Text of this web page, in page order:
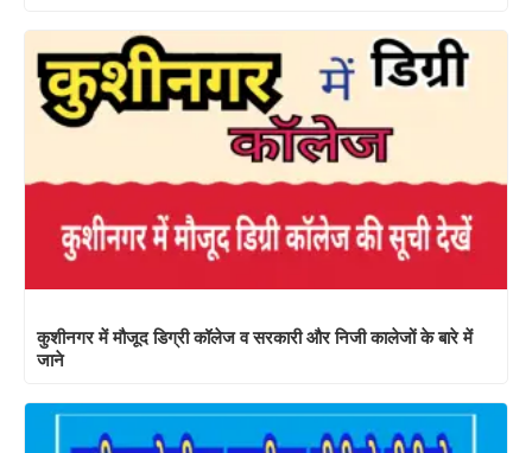
कुशीनगर में मौजूद डिग्री कॉलेज व सरकारी और निजी कालेजों के बारे में
जाने